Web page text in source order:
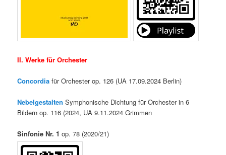
II. Werke für Orchester
Concordia für Orchester op. 126 (UA 17.09.2024 Berlin)
Nebelgestalten Symphonische Dichtung für Orchester in 6
Bildern op. 116 (2024, UA 9.11.2024 Grimmen
Sinfonie Nr. 1 op. 78 (2020/21)